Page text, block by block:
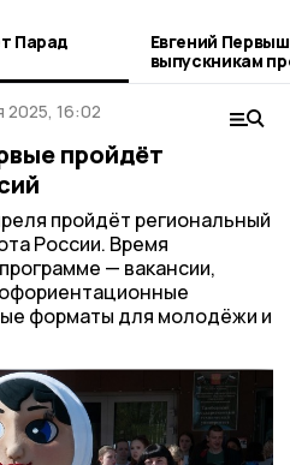
Парад
Евгений
выпускникам
Тамбовщины»
2025, 16:02
пройдёт
пройдёт региональный
России. Время
— вакансии,
форматы для молодёжи и